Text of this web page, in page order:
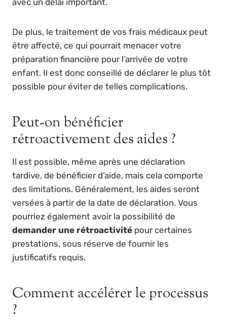
De plus, le traitement de vos frais médicaux peut
être affecté, ce qui pourrait menacer votre
préparation financière pour l’arrivée de votre
enfant. Il est donc conseillé de déclarer le plus tôt
possible pour éviter de telles complications.
Peut-on bénéficier
rétroactivement des aides ?
Il est possible, même après une déclaration
tardive, de bénéficier d’aide, mais cela comporte
des limitations. Généralement, les aides seront
versées à partir de la date de déclaration. Vous
pourriez également avoir la possibilité de
demander une rétroactivité pour certaines
prestations, sous réserve de fournir les
justificatifs requis.
Comment accélérer le processus
?